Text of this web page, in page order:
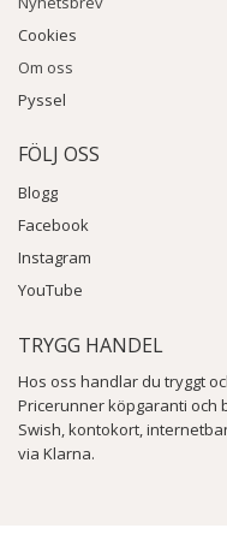
Cookies
Om oss
Pyssel
FÖLJ OSS
Blogg
Facebook
Instagram
YouTube
TRYGG HANDEL
Hos oss handlar du tryggt
Pricerunner köpgaranti och
Swish, kontokort,
via Klarna.